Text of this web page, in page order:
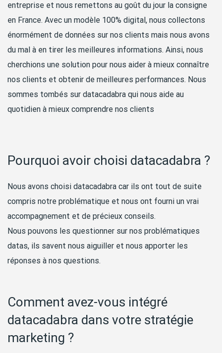
entreprise et nous remettons au goût du jour la consigne
en France. Avec un modèle 100% digital, nous collectons
énormément de données sur nos clients mais nous avons
du mal à en tirer les meilleures informations. Ainsi, nous
cherchions une solution pour nous aider à mieux connaître
nos clients et obtenir de meilleures performances. Nous
sommes tombés sur datacadabra qui nous aide au
quotidien à mieux comprendre nos clients
Pourquoi avoir choisi datacadabra ?
Nous avons choisi datacadabra car ils ont tout de suite
compris notre problématique et nous ont fourni un vrai
accompagnement et de précieux conseils.
Nous pouvons les questionner sur nos problématiques
datas, ils savent nous aiguiller et nous apporter les
réponses à nos questions.
Comment avez-vous intégré
datacadabra dans votre stratégie
marketing ?